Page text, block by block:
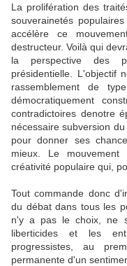
La prolifération des
souverainetés
accélère ce
destructeur. Voilà qui
la perspective des
présidentielle. L'objectif
rassemblement de
démocratiquement
contradictoires denotre
nécessaire subversion
pour donner ses
mieux. Le
créativité populaire qui,
Tout commande donc
du débat dans tous les
n'y a pas le choix, ne
liberticides et les
progressistes, au
permanente d'un